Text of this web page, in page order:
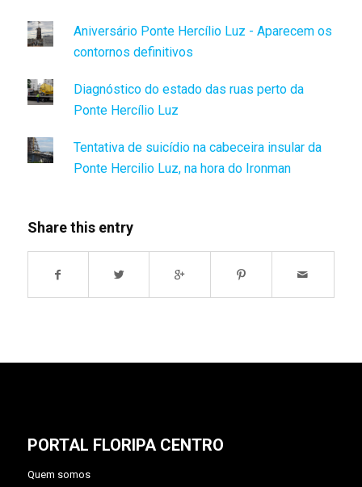
Aniversário Ponte Hercílio Luz - Aparecem os
contornos definitivos
Diagnóstico do estado das ruas perto da
Ponte Hercílio Luz
Tentativa de suicídio na cabeceira insular da
Ponte Hercilio Luz, na hora do Ironman
Share this entry
PORTAL FLORIPA CENTRO
Quem somos